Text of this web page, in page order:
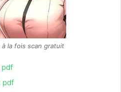
la fois scan gratuit
pdf
pdf